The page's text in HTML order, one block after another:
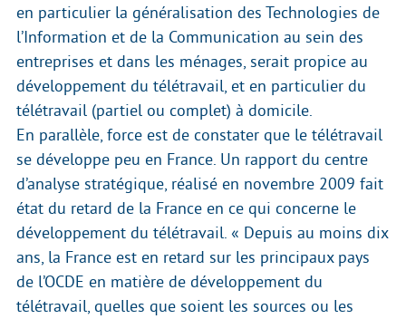
en particulier la généralisation des Technologies de
l’Information et de la Communication au sein des
entreprises et dans les ménages, serait propice au
développement du télétravail, et en particulier du
télétravail (partiel ou complet) à domicile.
En parallèle, force est de constater que le télétravail
se développe peu en France. Un rapport du centre
d’analyse stratégique, réalisé en novembre 2009 fait
état du retard de la France en ce qui concerne le
développement du télétravail. « Depuis au moins dix
ans, la France est en retard sur les principaux pays
de l’OCDE en matière de développement du
télétravail, quelles que soient les sources ou les